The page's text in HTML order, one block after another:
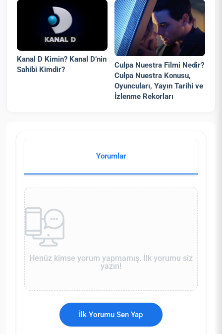
Kanal D Kimin? Kanal D’nin
Sahibi Kimdir?
Culpa Nuestra Filmi Nedir?
Culpa Nuestra Konusu,
Oyuncuları, Yayın Tarihi ve
İzlenme Rekorları
Yorumlar
Henüz kimse yorum yapmamış. İlk yorumu siz
yazın!
İlk Yorumu Sen Yap